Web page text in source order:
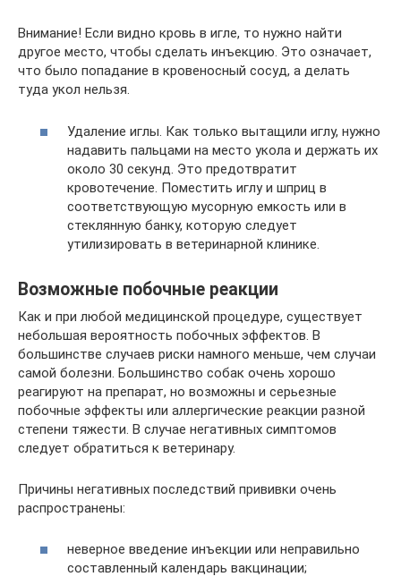
Внимание! Если видно кровь в игле, то нужно найти
другое место, чтобы сделать инъекцию. Это означает,
что было попадание в кровеносный сосуд, а делать
туда укол нельзя.
Удаление иглы. Как только вытащили иглу, нужно
надавить пальцами на место укола и держать их
около 30 секунд. Это предотвратит
кровотечение. Поместить иглу и шприц в
соответствующую мусорную емкость или в
стеклянную банку, которую следует
утилизировать в ветеринарной клинике.
Возможные побочные реакции
Как и при любой медицинской процедуре, существует
небольшая вероятность побочных эффектов. В
большинстве случаев риски намного меньше, чем случаи
самой болезни. Большинство собак очень хорошо
реагируют на препарат, но возможны и серьезные
побочные эффекты или аллергические реакции разной
степени тяжести. В случае негативных симптомов
следует обратиться к ветеринару.
Причины негативных последствий прививки очень
распространены:
неверное введение инъекции или неправильно
составленный календарь вакцинации;